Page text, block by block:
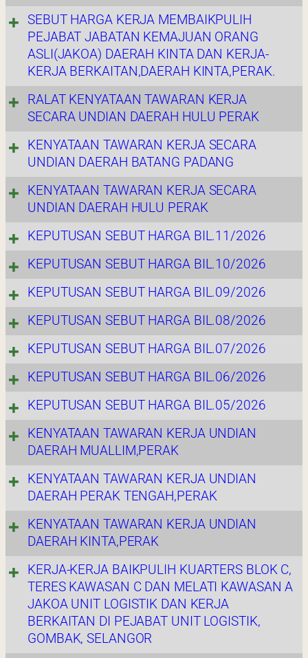
SEBUT HARGA KERJA MEMBAIKPULIH
PEJABAT JABATAN KEMAJUAN ORANG
ASLI(JAKOA) DAERAH KINTA DAN KERJA-
KERJA BERKAITAN,DAERAH KINTA,PERAK.
RALAT KENYATAAN TAWARAN KERJA
SECARA UNDIAN DAERAH HULU PERAK
KENYATAAN TAWARAN KERJA SECARA
UNDIAN DAERAH BATANG PADANG
KENYATAAN TAWARAN KERJA SECARA
UNDIAN DAERAH HULU PERAK
KEPUTUSAN SEBUT HARGA BIL.11/2026
KEPUTUSAN SEBUT HARGA BIL.10/2026
KEPUTUSAN SEBUT HARGA BIL.09/2026
KEPUTUSAN SEBUT HARGA BIL.08/2026
KEPUTUSAN SEBUT HARGA BIL.07/2026
KEPUTUSAN SEBUT HARGA BIL.06/2026
KEPUTUSAN SEBUT HARGA BIL.05/2026
KENYATAAN TAWARAN KERJA UNDIAN
DAERAH MUALLIM,PERAK
KENYATAAN TAWARAN KERJA UNDIAN
DAERAH PERAK TENGAH,PERAK
KENYATAAN TAWARAN KERJA UNDIAN
DAERAH KINTA,PERAK
KERJA-KERJA BAIKPULIH KUARTERS BLOK C,
TERES KAWASAN C DAN MELATI KAWASAN A
JAKOA UNIT LOGISTIK DAN KERJA
BERKAITAN DI PEJABAT UNIT LOGISTIK,
GOMBAK, SELANGOR